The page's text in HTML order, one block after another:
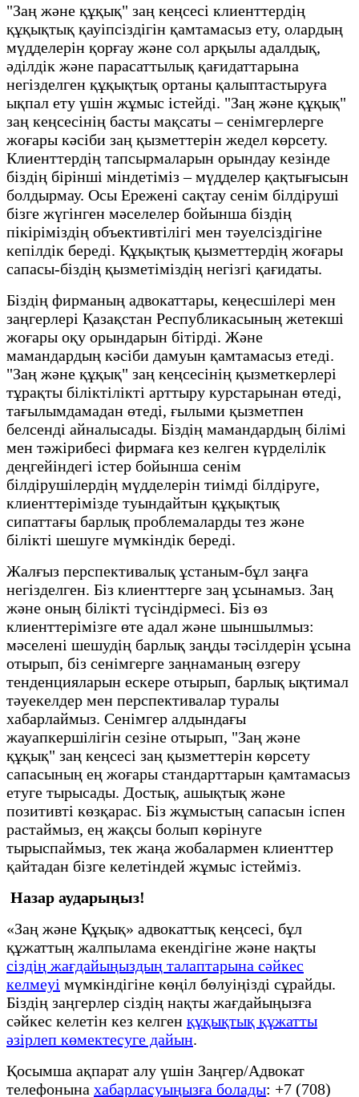
"Заң және құқық" заң кеңсесі клиенттердің
құқықтық қауіпсіздігін қамтамасыз ету, олардың
мүдделерін қорғау және сол арқылы адалдық,
әділдік және парасаттылық қағидаттарына
негізделген құқықтық ортаны қалыптастыруға
ықпал ету үшін жұмыс істейді. "Заң және құқық"
заң кеңсесінің басты мақсаты – сенімгерлерге
жоғары кәсіби заң қызметтерін жедел көрсету.
Клиенттердің тапсырмаларын орындау кезінде
біздің бірінші міндетіміз – мүдделер қақтығысын
болдырмау. Осы Ережені сақтау сенім білдіруші
бізге жүгінген мәселелер бойынша біздің
пікіріміздің объективтілігі мен тәуелсіздігіне
кепілдік береді. Құқықтық қызметтердің жоғары
сапасы-біздің қызметіміздің негізгі қағидаты.
Біздің фирманың адвокаттары, кеңесшілері мен
заңгерлері Қазақстан Республикасының жетекші
жоғары оқу орындарын бітірді. Және
мамандардың кәсіби дамуын қамтамасыз етеді.
"Заң және құқық" заң кеңсесінің қызметкерлері
тұрақты біліктілікті арттыру курстарынан өтеді,
тағылымдамадан өтеді, ғылыми қызметпен
белсенді айналысады. Біздің мамандардың білімі
мен тәжірибесі фирмаға кез келген күрделілік
деңгейіндегі істер бойынша сенім
білдірушілердің мүдделерін тиімді білдіруге,
клиенттерімізде туындайтын құқықтық
сипаттағы барлық проблемаларды тез және
білікті шешуге мүмкіндік береді.
Жалғыз перспективалық ұстаным-бұл заңға
негізделген. Біз клиенттерге заң ұсынамыз. Заң
және оның білікті түсіндірмесі. Біз өз
клиенттерімізге өте адал және шыншылмыз:
мәселені шешудің барлық заңды тәсілдерін ұсына
отырып, біз сенімгерге заңнаманың өзгеру
тенденцияларын ескере отырып, барлық ықтимал
тәуекелдер мен перспективалар туралы
хабарлаймыз. Сенімгер алдындағы
жауапкершілігін сезіне отырып, "Заң және
құқық" заң кеңсесі заң қызметтерін көрсету
сапасының ең жоғары стандарттарын қамтамасыз
етуге тырысады. Достық, ашықтық және
позитивті көзқарас. Біз жұмыстың сапасын іспен
растаймыз, ең жақсы болып көрінуге
тырыспаймыз, тек жаңа жобалармен клиенттер
қайтадан бізге келетіндей жұмыс істейміз.
Назар аударыңыз!
«Заң және Құқық» адвокаттық кеңсесі, бұл
құжаттың жалпылама екендігіне және нақты
сіздің жағдайыңыздың талаптарына сәйкес
келмеуі мүмкіндігіне көңіл бөлуіңізді сұрайды.
Біздің заңгерлер сіздің нақты жағдайыңызға
сәйкес келетін кез келген құқықтық құжатты
әзірлеп көмектесуге дайын.
Қосымша ақпарат алу үшін Заңгер/Адвокат
телефонына хабарласуыңызға болады: +7 (708)